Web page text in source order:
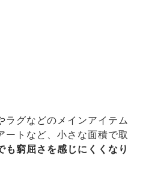
グなどのメインアイテム
トなど、小さな面積で取
も窮屈さを感じにくくなり